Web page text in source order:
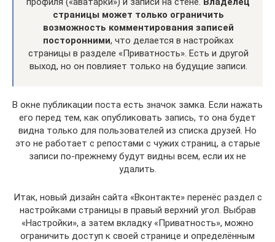
страницы может только ограничить
возможность комментирования записей
посторонними, что делается в настройках
страницы в разделе «Приватность». Есть и другой
выход, но он повлияет только на будущие записи.
В окне публикации поста есть значок замка. Если нажать
его перед тем, как опубликовать запись, то она будет
видна только для пользователей из списка друзей. Но
это не работает с репостами с чужих страниц, а старые
записи по-прежнему будут видны всем, если их не
удалить.
Итак, новый дизайн сайта «Вконтакте» перенёс раздел с
настройками страницы в правый верхний угол. Выбрав
«Настройки», а затем вкладку «Приватность», можно
ограничить доступ к своей странице и определённым